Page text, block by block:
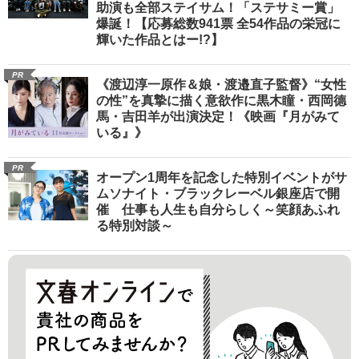
助演も全部ステイサム！「ステサミー賞」
爆誕！【応募総数941票 全54作品の栄冠に
輝いた作品とはー!?】
PR
《渡辺淳一原作＆娘・渡邉直子監督》“女性
の性”を真摯に描く意欲作に黒木瞳・西岡德
馬・吉田羊が出演決定！《映画『月がみて
いる』》
PR
オープン1周年を記念した特別イベントがサ
ムソナイト・ブラックレーベル銀座店で開
催 仕事も人生も自分らしく～笑顔あふれ
る特別対談～